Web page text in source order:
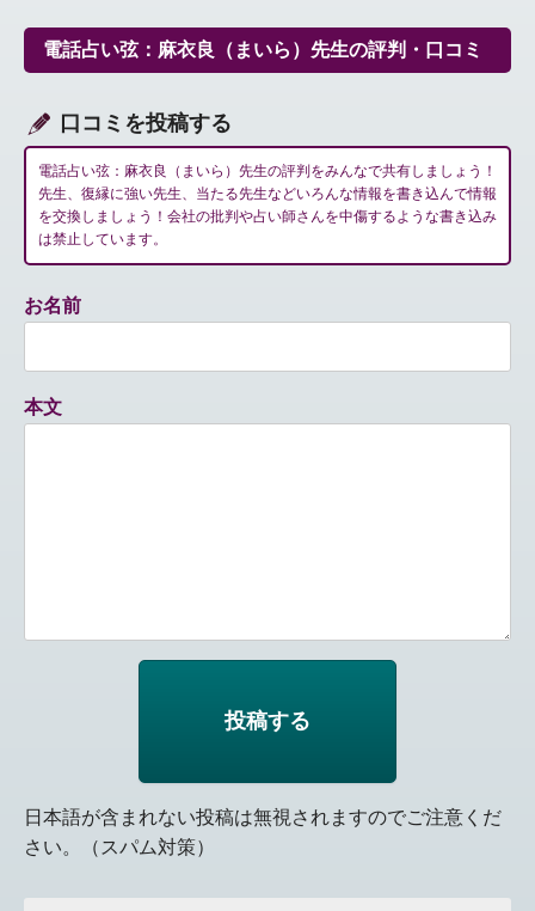
ー
シ
ン
電話占い弦：麻衣良（まいら）先生の評判・口コミ
口コミを投稿する
電話占い弦：麻衣良（まいら）先生の評判をみんなで共有しましょう！
先生、復縁に強い先生、当たる先生などいろんな情報を書き込んで情報
を交換しましょう！会社の批判や占い師さんを中傷するような書き込み
は禁止しています。
お名前
本文
日本語が含まれない投稿は無視されますのでご注意くだ
さい。（スパム対策）